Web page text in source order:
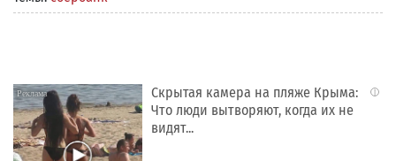
i
Скрытая камера на пляже Крыма:
Что люди вытворяют, когда их не
видят...